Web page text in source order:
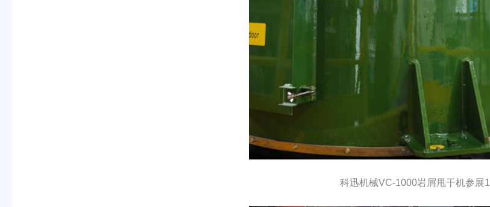
科迅机械VC-1000岩屑甩干机参展1